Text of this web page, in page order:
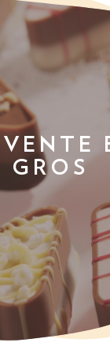
VENTE
GROS